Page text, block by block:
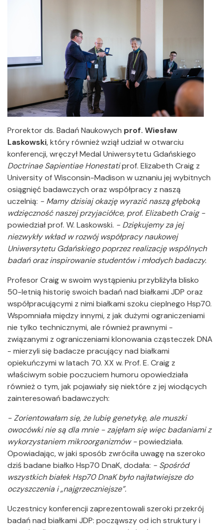
Prorektor ds. Badań Naukowych prof. Wiesław
Laskowski, który również wziął udział w otwarciu
konferencji, wręczył Medal Uniwersytetu Gdańskiego
Doctrinae Sapientiae Honestatiprof. Elizabeth Craig z
University of Wisconsin-Madison w uznaniu jej wybitnych
osiągnięć badawczych oraz współpracy z naszą
uczelnią: - Mamy dzisiaj okazję wyrazić naszą głęboką
wdzięczność naszej przyjaciółce, prof. Elizabeth Craig -
powiedział prof. W. Laskowski. - Dziękujemy za jej
niezwykły wkład w rozwój współpracy naukowej
Uniwersytetu Gdańskiego poprzez realizację wspólnych
badań oraz inspirowanie studentów i młodych badaczy.
Profesor Craig w swoim wystąpieniu przybliżyła blisko
50-letnią historię swoich badań nad białkami JDP oraz
współpracującymi z nimi białkami szoku cieplnego Hsp70.
Wspomniała między innymi, z jak dużymi ograniczeniami
nie tylko technicznymi, ale również prawnymi -
związanymi z ograniczeniami klonowania cząsteczek DNA
- mierzyli się badacze pracujący nad białkami
opiekuńczymi w latach 70. XX w. Prof. E. Craig z
właściwym sobie poczuciem humoru opowiedziała
również o tym, jak pojawiały się niektóre z jej wiodących
zainteresowań badawczych:
- Zorientowałam się, że lubię genetykę, ale muszki
owocówki nie są dla mnie - zajęłam się więc badaniami z
wykorzystaniem mikroorganizmów -powiedziała.
Opowiadając, w jaki sposób zwróciła uwagę na szeroko
dziś badane białko Hsp70 DnaK, dodała: - Spośród
wszystkich białek Hsp70 DnaK było najłatwiejsze do
oczyszczenia i „najgrzeczniejsze”.
Uczestnicy konferencji zaprezentowali szeroki przekrój
badań nad białkami JDP: począwszy od ich struktury i